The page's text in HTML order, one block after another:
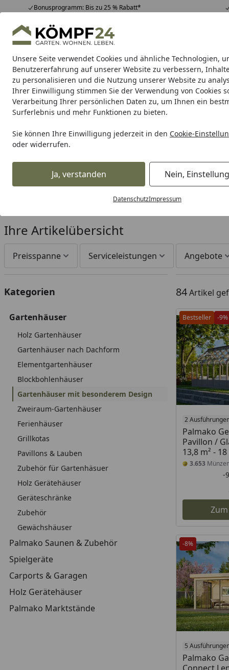
Unsere Seite verwendet Cookies und ähnliche Technologien,
Benutzererfahrung auf unserer Website zu verbessern,
zu personalisieren und die Nutzung unserer Website zu
Ihrer Einwilligung stimmen Sie der Verwendung von Cookies
Verarbeitung Ihrer persönlichen Daten zu, um Ihnen ein
Surferlebnis und mehr Funktionen zu bieten.
Sie können Ihre Einwilligung jederzeit in den Cookie-
oder widerrufen.
Ja, verstanden Nein,
DatenschutzImpressum
Bonusprogramm: Bis zu 25 % Rabatt*
Hotline07051 / 9 22 22
Mo-Fr. 8-16 Uhr 25.957 Bewertungen
Alle Produkte
Alle ProdukteHighlights Tipps & Tricks
Palmako Gartenhäuser Palmako Saunen &
Karibu Pools inkl.
Dein Traumpool im Sorglos-
Startseite
Gartenhäuser Gartenhäuser mit besonderem
Palmako Gartenhäuser mit
Ihre Artikelübersicht
Preisspanne Serviceleistungen Angebote
Kategorien
Gartenhäuser
Holz Gartenhäuser
Gartenhäuser nach Dachform
Elementgartenhäuser
Blockbohlenhäuser
Gartenhäuser mit besonderem Design
Zweiraum-Gartenhäuser
Ferienhäuser
Grillkotas
Pavillons & Lauben
Zubehör für Gartenhäsuer
Holz Gerätehäuser
Geräteschränke
Zubehör
Gewächshäuser
Palmako Saunen & Zubehör
Spielgeräte
Carports & Garagen
Holz Gerätehäuser
Palmako Marktstände
84Artikel
Bestseller -9%
2
Palmako
Pavillon /
13,8 m² -
3.653
-
-8%
5
Palmako